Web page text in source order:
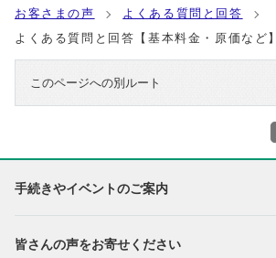
お客さまの声
よくある質問と回答
よくある質問と回答【基本料金・原価など】
このページへの別ルート
手続きやイベントのご案内
皆さんの声をお寄せください